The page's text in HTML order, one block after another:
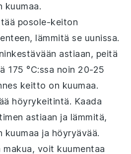
kuumaa.
posole-keiton
lämmitä se uunissa.
astiaan, peitä
175 °C:ssa noin 20-25
keitto on kuumaa.
höyrykeitintä. Kaada
astiaan ja lämmitä,
kuumaa ja höyryävää.
voit kuumentaa